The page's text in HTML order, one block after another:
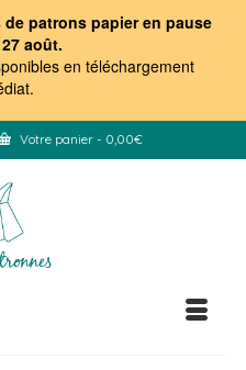
patrons papier en pause
août.
en téléchargement
.
Votre panier - 0,00€